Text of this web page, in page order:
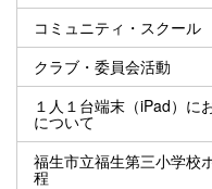
コミュニティ・スクール
クラブ・委員会活動
１人１台端末（iPad）に
について
福生市立福生第三小学校
程